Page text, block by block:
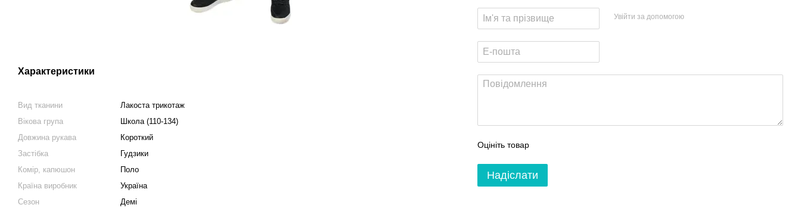
Характеристики
Вид тканини
Лакоста трикотаж
Вікова група
Школа (110-134)
Довжина рукава
Короткий
Застібка
Гудзики
Комір, капюшон
Поло
Країна виробник
Україна
Сезон
Демі
Увійти за допомогою
Оцініть товар
Надіслати